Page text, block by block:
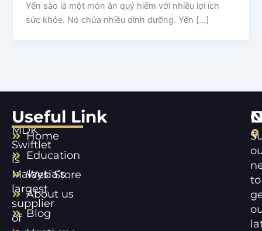
Yến sào là một món ăn quý hiếm với nhiều lợi ích
sức khỏe. Nó chứa nhiều dinh dưỡng. Yến […]
MDK
Swiftlet
is
Malaysia’s
largest
supplier
of
Useful Link
Home
Education
Web Store
About us
Blog
to